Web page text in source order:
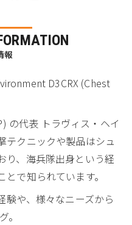
報
D3CRX (Chest
の代表 トラヴィス・ヘイ
テクニックや製品はシュ
り、海兵隊出身という経
で知られています。
験や、様々なニーズから
。